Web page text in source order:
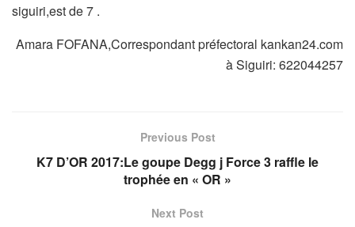
siguiri,est de 7 .
Amara FOFANA,Correspondant préfectoral kankan24.com
à Siguiri: 622044257
Previous Post
K7 D’OR 2017:Le goupe Degg j Force 3 raffle le
trophée en « OR »
Next Post